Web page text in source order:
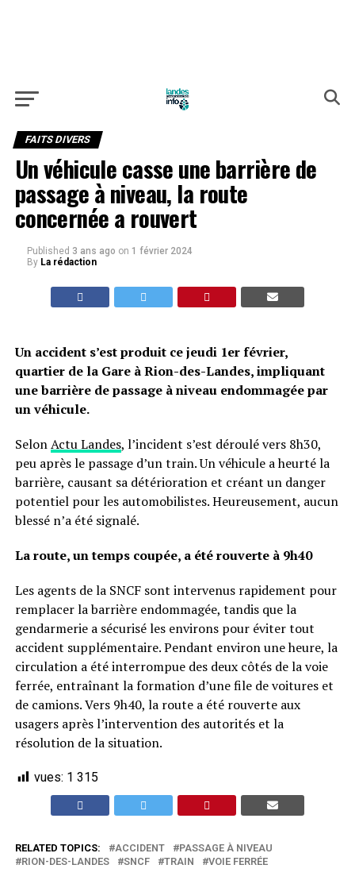
FAITS DIVERS
Un véhicule casse une barrière de
passage à niveau, la route
concernée a rouvert
Published 3 ans ago on 1 février 2024
By La rédaction
Un accident s’est produit ce jeudi 1er février,
quartier de la Gare à Rion-des-Landes, impliquant
une barrière de passage à niveau endommagée par
un véhicule.
SelonActu Landes, l’incident s’est déroulé vers 8h30,
peu après le passage d’un train. Un véhicule a heurté la
barrière, causant sa détérioration et créant un danger
potentiel pour les automobilistes. Heureusement, aucun
blessé n’a été signalé.
La route, un temps coupée, a été rouverte à 9h40
Les agents de la SNCF sont intervenus rapidement pour
remplacer la barrière endommagée, tandis que la
gendarmerie a sécurisé les environs pour éviter tout
accident supplémentaire. Pendant environ une heure, la
circulation a été interrompue des deux côtés de la voie
ferrée, entraînant la formation d’une file de voitures et
de camions. Vers 9h40, la route a été rouverte aux
usagers après l’intervention des autorités et la
résolution de la situation.
vues: 1 315
RELATED TOPICS: ACCIDENT
PASSAGE À NIVEAU
RION-DES-LANDES
SNCF TRAIN VOIE FERRÉE